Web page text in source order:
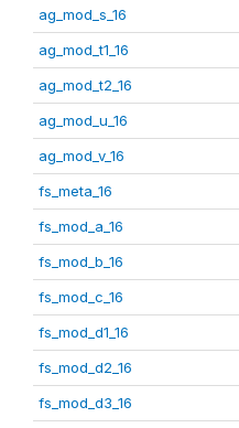
ag_mod_s_16
ag_mod_t1_16
ag_mod_t2_16
ag_mod_u_16
ag_mod_v_16
fs_meta_16
fs_mod_a_16
fs_mod_b_16
fs_mod_c_16
fs_mod_d1_16
fs_mod_d2_16
fs_mod_d3_16